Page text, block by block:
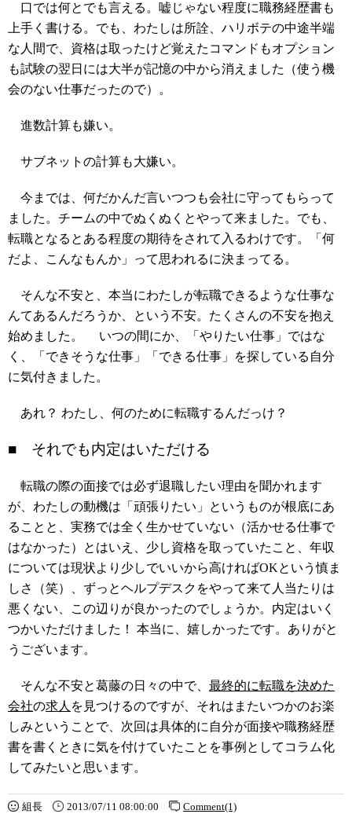
口では何とでも言える。嘘じゃない程度に職務経歴書も
上手く書ける。でも、わたしは所詮、ハリボテの中途半端
な人間で、資格は取ったけど覚えたコマンドもオプション
も試験の翌日には大半が記憶の中から消えました（使う機
会のない仕事だったので）。
進数計算も嫌い。
サブネットの計算も大嫌い。
今までは、何だかんだ言いつつも会社に守ってもらって
ました。チームの中でぬくぬくとやって来ました。でも、
転職となるとある程度の期待をされて入るわけです。「何
だよ、こんなもんか」って思われるに決まってる。
そんな不安と、本当にわたしが転職できるような仕事な
んてあるんだろうか、という不安。たくさんの不安を抱え
始めました。 いつの間にか、「やりたい仕事」ではな
く、「できそうな仕事」「できる仕事」を探している自分
に気付きました。
あれ？ わたし、何のために転職するんだっけ？
■ それでも内定はいただける
転職の際の面接では必ず退職したい理由を聞かれます
が、わたしの動機は「頑張りたい」というものが根底にあ
ることと、実務では全く生かせていない（活かせる仕事で
はなかった）とはいえ、少し資格を取っていたこと、年収
については現状より少しでいいから高ければOKという慎ま
しさ（笑）、ずっとヘルプデスクをやって来て人当たりは
悪くない、この辺りが良かったのでしょうか。内定はいく
つかいただけました！ 本当に、嬉しかったです。ありがと
うございます。
そんな不安と葛藤の日々の中で、 最終的に転職を決めた
会社の求人 を見つけるのですが、それはまたいつかのお楽
しみということで、次回は具体的に自分が面接や職務経歴
書を書くときに気を付けていたことを事例としてコラム化
してみたいと思います。
組長 2013/07/11 08:00:00 Comment(1)